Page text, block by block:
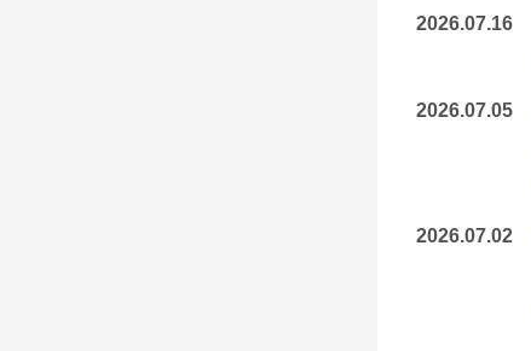
2026.07.16
2026.07.05
2026.07.02